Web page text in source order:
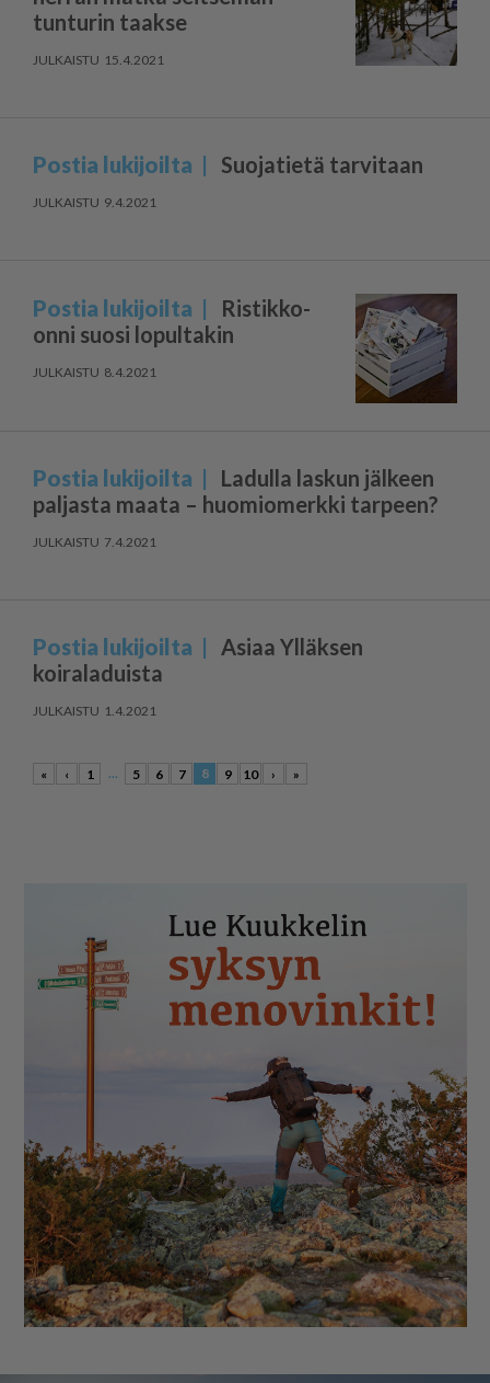
tunturin taakse
15.4.2021
Postia lukijoilta Suojatietä tarvitaan
9.4.2021
Postia lukijoilta
Ristikko-
onni suosi lopultakin
8.4.2021
Postia lukijoilta
Ladulla laskun jälkeen
paljasta maata – huomiomerkki tarpeen?
7.4.2021
Postia lukijoilta
Asiaa Ylläksen
koiraladuista
1.4.2021
« ‹ 1 ... 5 6 7 8 9 10 › »